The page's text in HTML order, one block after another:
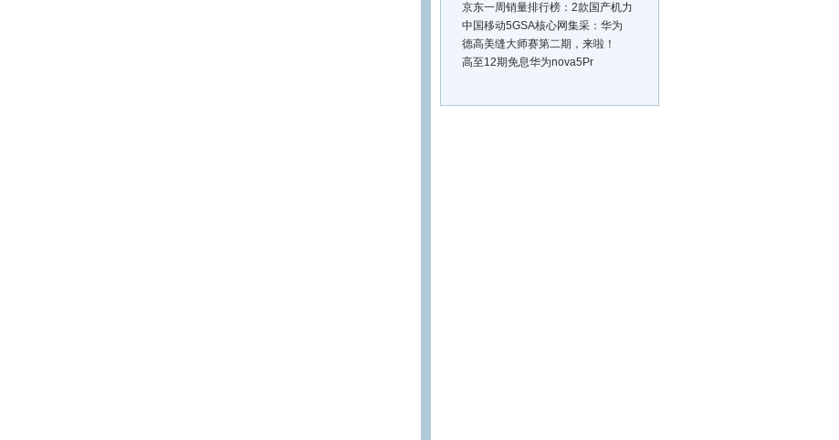
京东一周销量排行榜：2款国产机力
中国移动5GSA核心网集采：华为
德高美缝大师赛第二期，来啦！
高至12期免息华为nova5Pr